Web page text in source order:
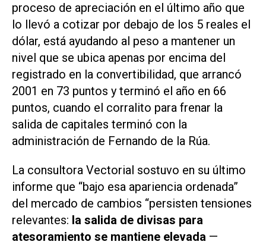
proceso de apreciación en el último año que
lo llevó a cotizar por debajo de los 5 reales el
dólar, está ayudando al peso a mantener un
nivel que se ubica apenas por encima del
registrado en la convertibilidad, que arrancó
2001 en 73 puntos y terminó el año en 66
puntos, cuando el corralito para frenar la
salida de capitales terminó con la
administración de Fernando de la Rúa.
La consultora Vectorial sostuvo en su último
informe que “bajo esa apariencia ordenada”
del mercado de cambios “persisten tensiones
relevantes: la salida de divisas para
atesoramiento se mantiene elevada —